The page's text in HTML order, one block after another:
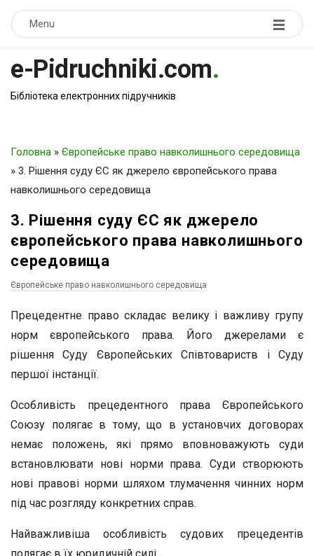
Menu
e-Pidruchniki.com.
Бібліотека електронних підручників
Головна » Європейське право навколишнього середовища
» 3. Рішення суду ЄС як джерело європейського права
навколишнього середовища
3. Рішення суду ЄС як джерело
європейського права навколишнього
середовища
Європейське право навколишнього середовища
Прецедентне право складає велику і важливу групу
норм євро­пейського права. Його джерелами є
рішення Суду Європейських Співтовариств і Суду
першої інстанції.
Особливість прецедентного права Європейського
Союзу полягає в тому, що в установчих договорах
немає положень, які прямо впо­вноважують суди
встановлювати нові норми права. Суди створюють
нові правові норми шляхом тлумачення чинних норм
під час розгляду конкретних справ.
Найважливіша особливість судових прецедентів